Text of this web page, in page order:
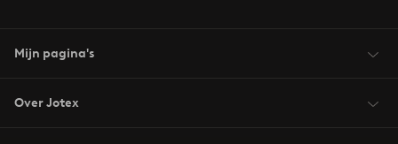
Mijn pagina's
Over Jotex